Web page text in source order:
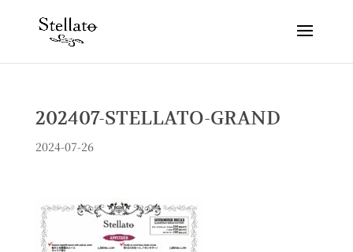
202407-STELLATO-GRAND
2024-07-26